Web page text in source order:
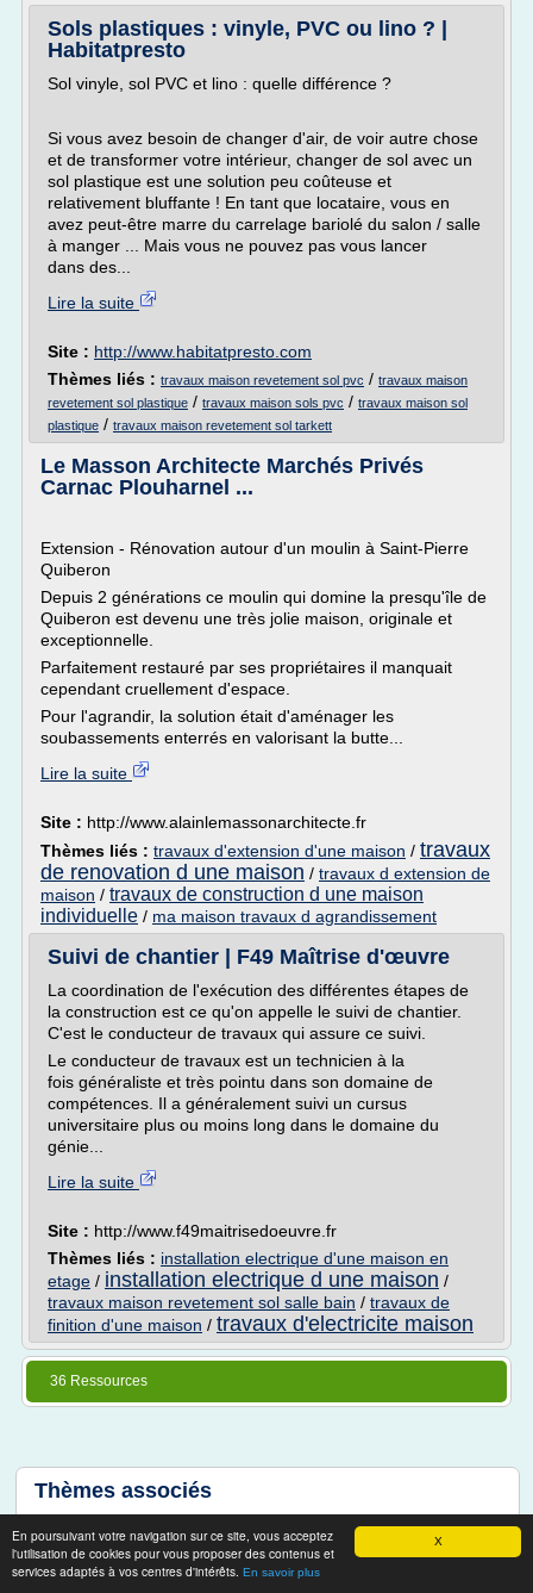
X
En poursuivant votre navigation sur ce site, vous acceptez
l'utilisation de cookies pour vous proposer des contenus et
services adaptés à vos centres d'intérêts. En savoir plus
Sols plastiques : vinyle, PVC ou lino ? |
Habitatpresto
Sol vinyle, sol PVC et lino : quelle différence ?
Si vous avez besoin de changer d'air, de voir autre chose
et de transformer votre intérieur, changer de sol avec un
sol plastique est une solution peu coûteuse et
relativement bluffante ! En tant que locataire, vous en
avez peut-être marre du carrelage bariolé du salon / salle
à manger ... Mais vous ne pouvez pas vous lancer
dans des...
Lire la suite
Site : http://www.habitatpresto.com
Thèmes liés : travaux maison revetement sol pvc / travaux maison
revetement sol plastique / travaux maison sols pvc / travaux maison sol
plastique / travaux maison revetement sol tarkett
Le Masson Architecte Marchés Privés
Carnac Plouharnel ...
Extension - Rénovation autour d'un moulin à Saint-Pierre
Quiberon
Depuis 2 générations ce moulin qui domine la presqu'île de
Quiberon est devenu une très jolie maison, originale et
exceptionnelle.
Parfaitement restauré par ses propriétaires il manquait
cependant cruellement d'espace.
Pour l'agrandir, la solution était d'aménager les
soubassements enterrés en valorisant la butte...
Lire la suite
Site : http://www.alainlemassonarchitecte.fr
Thèmes liés : travaux d'extension d'une maison / travaux
de renovation d une maison / travaux d extension de
maison / travaux de construction d une maison
individuelle / ma maison travaux d agrandissement
Suivi de chantier | F49 Maîtrise d'œuvre
La coordination de l'exécution des différentes étapes de
la construction est ce qu'on appelle le suivi de chantier.
C'est le conducteur de travaux qui assure ce suivi.
Le conducteur de travaux est un technicien à la
fois généraliste et très pointu dans son domaine de
compétences. Il a généralement suivi un cursus
universitaire plus ou moins long dans le domaine du
génie...
Lire la suite
Site : http://www.f49maitrisedoeuvre.fr
Thèmes liés : installation electrique d'une maison en
etage / installation electrique d une maison /
travaux maison revetement sol salle bain / travaux de
finition d'une maison / travaux d'electricite maison
36 Ressources
Thèmes associés
travaux maison isolant phonique
travaux maison isolation thermique